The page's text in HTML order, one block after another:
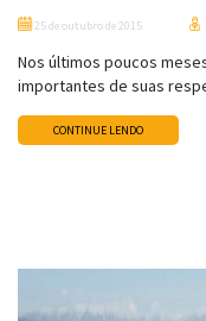
25 de outubro de 2015
Nos últimos poucos
importantes de suas
CONTINUE LENDO